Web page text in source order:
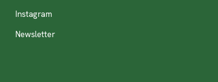
Instagram
Newsletter